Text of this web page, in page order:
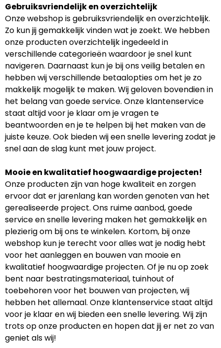
Gebruiksvriendelijk en overzichtelijk
Onze webshop is gebruiksvriendelijk en overzichtelijk.
Zo kun jij gemakkelijk vinden wat je zoekt. We hebben
onze producten overzichtelijk ingedeeld in
verschillende categorieën waardoor je snel kunt
navigeren. Daarnaast kun je bij ons veilig betalen en
hebben wij verschillende betaalopties om het je zo
makkelijk mogelijk te maken. Wij geloven bovendien in
het belang van goede service. Onze klantenservice
staat altijd voor je klaar om je vragen te
beantwoorden en je te helpen bij het maken van de
juiste keuze. Ook bieden wij een snelle levering zodat je
snel aan de slag kunt met jouw project.
Mooie en kwalitatief hoogwaardige projecten!
Onze producten zijn van hoge kwaliteit en zorgen
ervoor dat er jarenlang kan worden genoten van het
gerealiseerde project. Ons ruime aanbod, goede
service en snelle levering maken het gemakkelijk en
plezierig om bij ons te winkelen. Kortom, bij onze
webshop kun je terecht voor alles wat je nodig hebt
voor het aanleggen en bouwen van mooie en
kwalitatief hoogwaardige projecten. Of je nu op zoek
bent naar bestratingsmateriaal, tuinhout of
toebehoren voor het bouwen van projecten, wij
hebben het allemaal. Onze klantenservice staat altijd
voor je klaar en wij bieden een snelle levering. Wij zijn
trots op onze producten en hopen dat jij er net zo van
geniet als wij!